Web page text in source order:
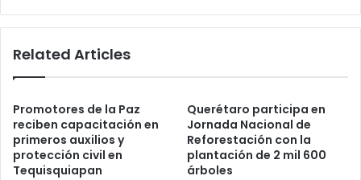
Gorda
Related Articles
Promotores de la Paz
reciben capacitación en
primeros auxilios y
protección civil en
Tequisquiapan
Querétaro participa en
Jornada Nacional de
Reforestación con la
plantación de 2 mil 600
árboles